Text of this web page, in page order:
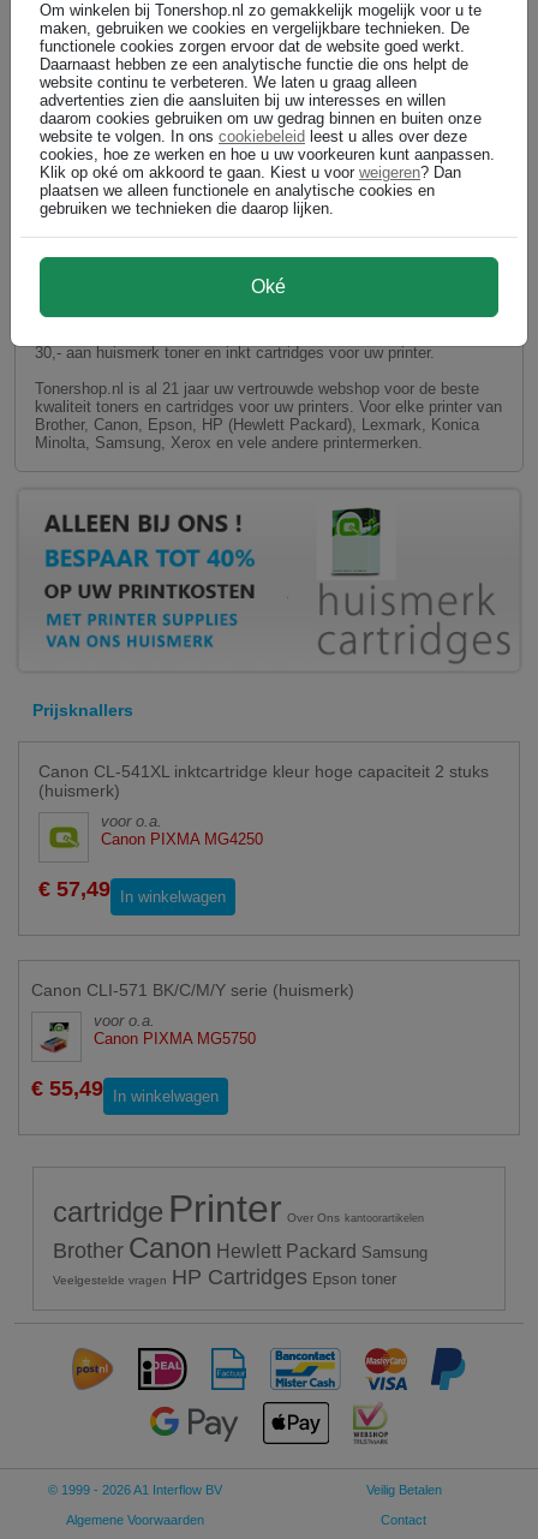
GEEN VERZENDKOSTEN bij Tonershop.nl op huismerk
30,- aan huismerk toner en inkt cartridges voor uw printer.
Tonershop.nl is al 21 jaar uw vertrouwde webshop voor de beste
kwaliteit toners en cartridges voor uw printers. Voor elke printer van
Brother, Canon, Epson, HP (Hewlett Packard), Lexmark, Konica
Minolta, Samsung, Xerox en vele andere printermerken.
Prijsknallers
Canon CL-541XL inktcartridge kleur hoge capaciteit 2 stuks
(huismerk)
voor o.a.
Canon PIXMA MG4250
€ 57,49 In winkelwagen
Canon CLI-571 BK/C/M/Y serie (huismerk)
voor o.a.
Canon PIXMA MG5750
€ 55,49 In winkelwagen
cartridge Printer Over Ons kantoorartikelen
Brother Canon Hewlett Packard Samsung
Veelgestelde vragen HP Cartridges Epson toner
© 1999 - 2026 A1 Interflow BV
Algemene Voorwaarden
Veilig Betalen
Contact
Om winkelen bij Tonershop.nl zo gemakkelijk mogelijk voor u te
maken, gebruiken we cookies en vergelijkbare technieken. De
functionele cookies zorgen ervoor dat de website goed werkt.
Daarnaast hebben ze een analytische functie die ons helpt de
website continu te verbeteren. We laten u graag alleen
advertenties zien die aansluiten bij uw interesses en willen
daarom cookies gebruiken om uw gedrag binnen en buiten onze
website te volgen. In ons cookiebeleid leest u alles over deze
cookies, hoe ze werken en hoe u uw voorkeuren kunt aanpassen.
Klik op oké om akkoord te gaan. Kiest u voor weigeren? Dan
plaatsen we alleen functionele en analytische cookies en
gebruiken we technieken die daarop lijken.
Oké